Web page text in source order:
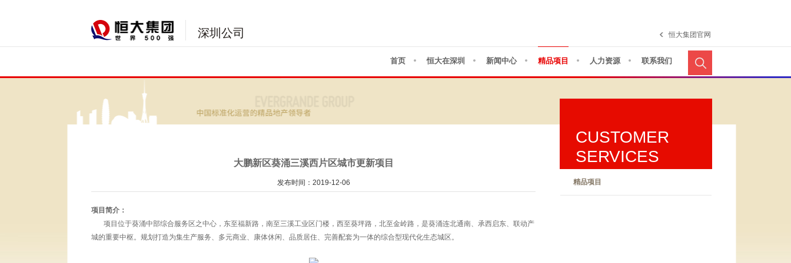
深圳公司 恒大集团官网
首页 恒大在深圳 新闻中心 精品项目 人力资源 联系我们
CUSTOMER
SERVICES
精品项目
大鹏新区葵涌三溪西片区城市更新项目
发布时间：2019-12-06
项目简介：
项目位于葵涌中部综合服务区之中心，东至福新路，南至三溪工业区门楼，西至葵坪路，北至金岭路，是葵涌连北通南、承西启东、联动产
城的重要中枢。规划打造为集生产服务、多元商业、康体休闲、品质居住、完善配套为一体的综合型现代化生态城区。